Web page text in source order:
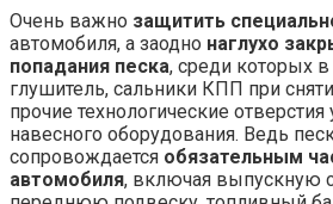
Очень важно защитить
автомобиля, а заодно наглухо
попадания песка, среди которых в
глушитель, сальники КПП при
прочие технологические отверстия
навесного оборудования. Ведь
сопровождается обязательным
автомобиля, включая выпускную